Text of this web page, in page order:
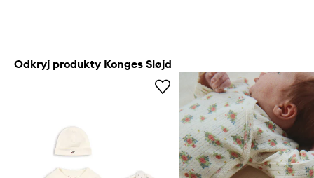
Odkryj produkty Konges Sløjd